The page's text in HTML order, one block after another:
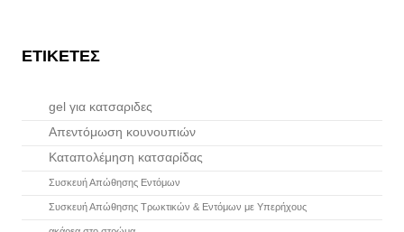
ΕΤΙΚΈΤΕΣ
gel για κατσαριδες
Απεντόμωση κουνουπιών
Καταπολέμηση κατσαρίδας
Συσκευή Απώθησης Εντόμων
Συσκευή Απώθησης Τρωκτικών & Εντόμων με Υπερήχους